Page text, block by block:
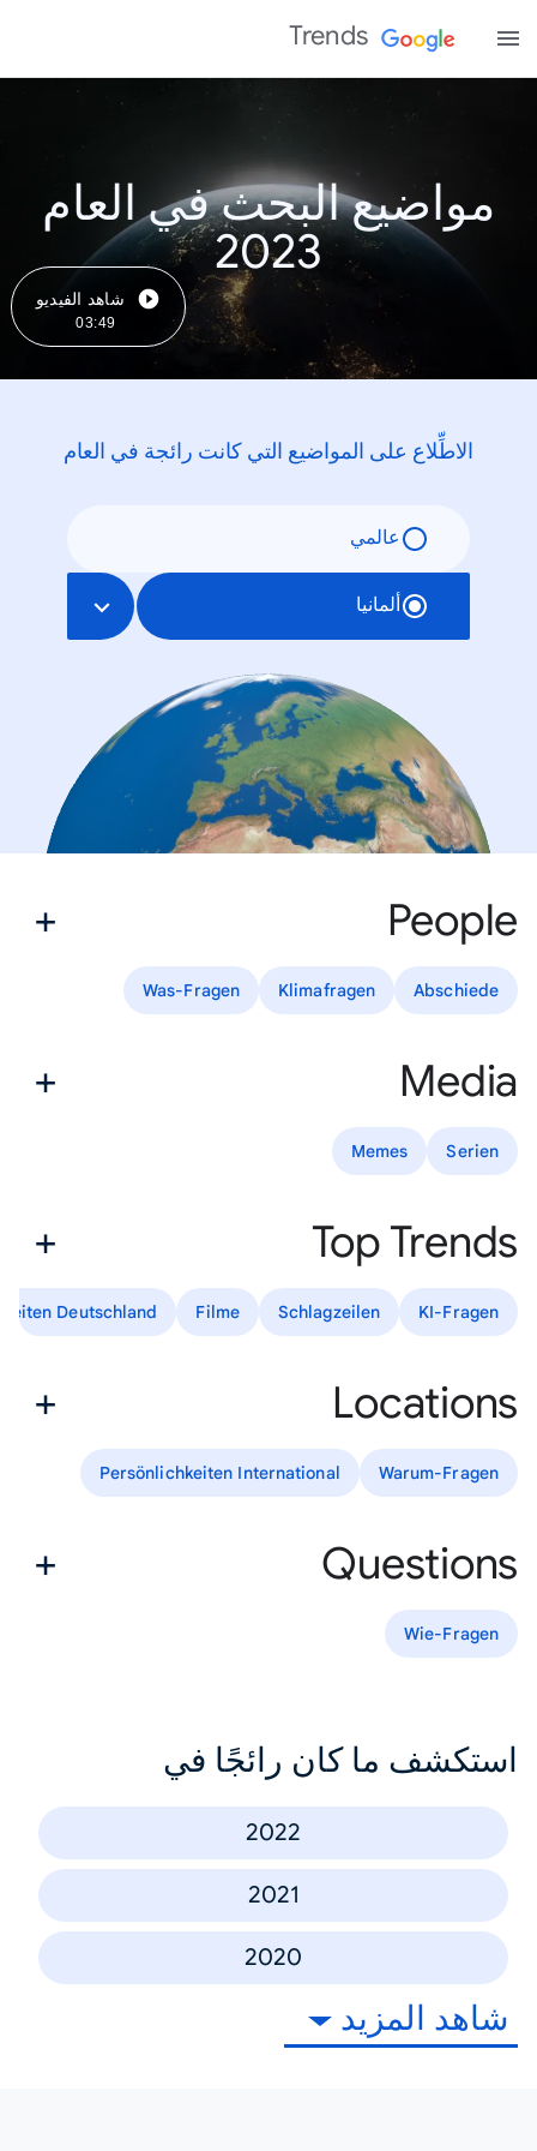
Trends
مواضيع البحث في العام
2023
شاهد الفيديو
03:49
الاطِّلاع على المواضيع التي كانت رائجة في العام
عالمي
ألمانيا
People
Abschiede
Klimafragen
Was-Fragen
Media
Serien
Memes
Top Trends
KI-Fragen
Schlagzeilen
Filme
Deutschland
Locations
Warum-Fragen
Persönlichkeiten International
Questions
Wie-Fragen
استكشف ما كان رائجًا في
2022
2021
2020
شاهد المزيد